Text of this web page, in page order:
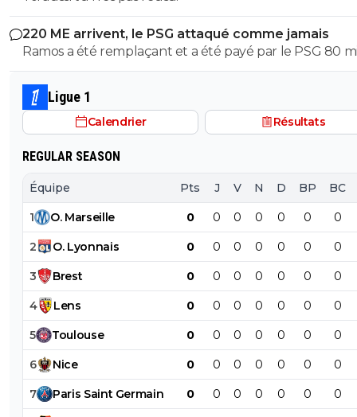
220 ME arrivent, le PSG attaqué comme jamais
Ramos a été remplaçant et a été payé par le PSG 80
(65+15 de bonus) Barcola était titulaire mais avec le
forme de Kvara il est remplaçant. C'est facile de dire
ou tel joueur vaut 70 millions quand un club a un des
budgets les plus élevé de la planète. 850 millions
Ligue 1
Calendrier Résultats
REGULAR SEASON
Équipe Pts J V N D BP BC
1 O. Marseille 0 0 0 0 0 0 0
2 O. Lyonnais 0 0 0 0 0 0 0
3 Brest 0 0 0 0 0 0 0
4 Lens 0 0 0 0 0 0 0
5 Toulouse 0 0 0 0 0 0 0
6 Nice 0 0 0 0 0 0 0
7 Paris Saint Germain 0 0 0 0 0 0 0